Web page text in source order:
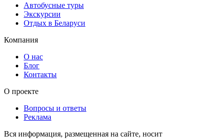
Автобусные туры
Экскурсии
Отдых в Беларуси
Компания
О нас
Блог
Контакты
О проекте
Вопросы и ответы
Реклама
Вся информация, размещенная на сайте, носит